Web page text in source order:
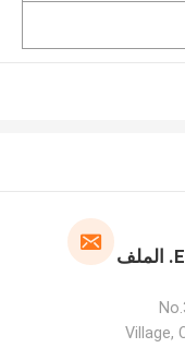
ELECTRONICS CO.,LTD. الملف
Village,